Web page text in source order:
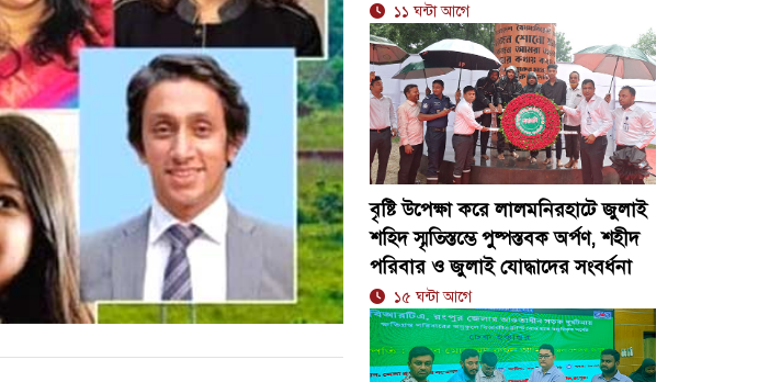
১১ ঘন্টা আগে
বৃষ্টি উপেক্ষা করে লালমনিরহাটে জুলাই
শহিদ স্মৃতিস্তম্ভে পুষ্পস্তবক অর্পণ, শহীদ
পরিবার ও জুলাই যোদ্ধাদের সংবর্ধনা
১৫ ঘন্টা আগে